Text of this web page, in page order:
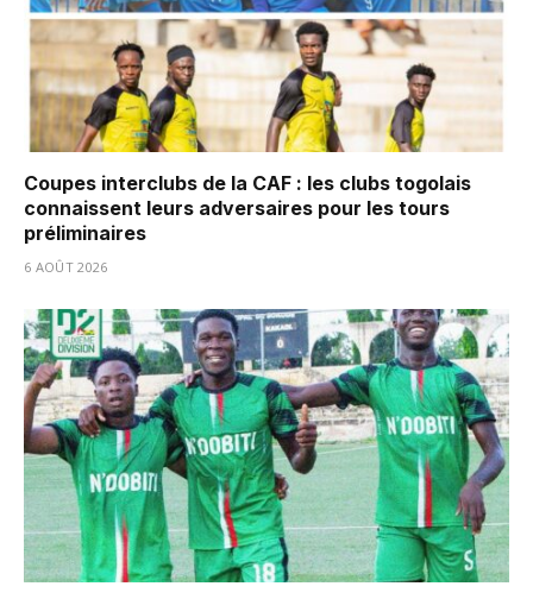
Coupes interclubs de la CAF : les clubs togolais
connaissent leurs adversaires pour les tours
préliminaires
6 AOÛT 2026